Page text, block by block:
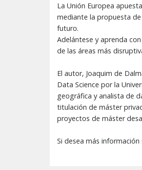
La Unión Europea
mediante la propuesta de
futuro.
Adelántese y aprenda
de las áreas más
El autor, Joaquim de
Data Science por la
geográfica y analista de
titulación de máster
proyectos de máster
Si desea más